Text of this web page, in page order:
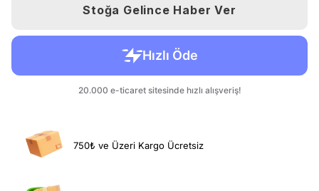
Stoğa Gelince Haber Ver
750₺ ve Üzeri Kargo Ücretsiz